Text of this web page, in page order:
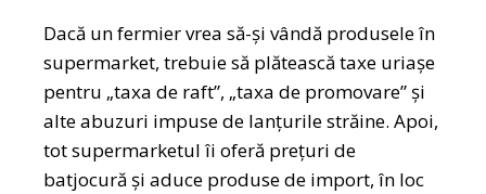
Dacă un fermier vrea să-și vândă produsele în
supermarket, trebuie să plătească taxe uriașe
pentru „taxa de raft”, „taxa de promovare” și
alte abuzuri impuse de lanțurile străine. Apoi,
tot supermarketul îi oferă prețuri de
batjocură și aduce produse de import, în loc